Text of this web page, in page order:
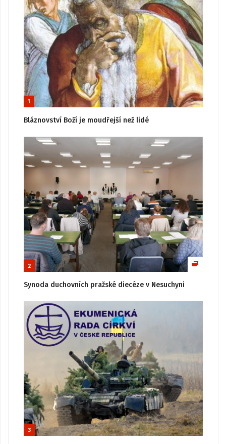
1
Bláznovství Boží je moudřejší než lidé
2
Synoda duchovních pražské diecéze v Nesuchyni
3